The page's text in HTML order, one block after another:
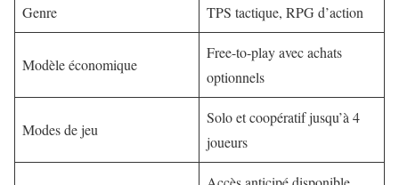
Genre TPS tactique, RPG d’action
Modèle économique
Free-to-play avec achats
optionnels
Modes de jeu
Solo et coopératif jusqu’à 4
joueurs